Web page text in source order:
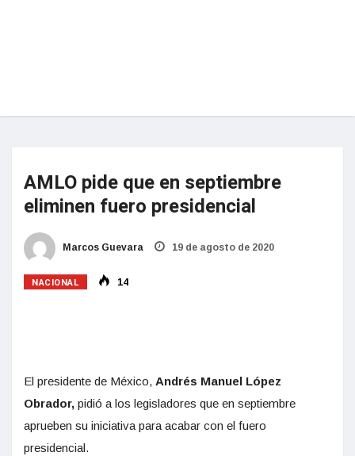
AMLO pide que en septiembre
eliminen fuero presidencial
Marcos Guevara 19 de agosto de 2020
NACIONAL 14
El presidente de México, Andrés Manuel López
Obrador, pidió a los legisladores que en septiembre
aprueben su iniciativa para acabar con el fuero
presidencial.